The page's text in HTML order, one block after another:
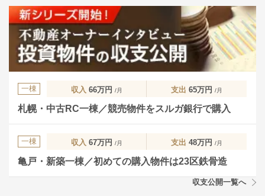
一棟 収入 66万円 /月 支出 65万円 /月
札幌・中古RC一棟／競売物件をスルガ銀行で購入
一棟 収入 67万円 /月 支出 48万円 /月
亀戸・新築一棟／初めての購入物件は23区鉄骨造
収支公開一覧へ